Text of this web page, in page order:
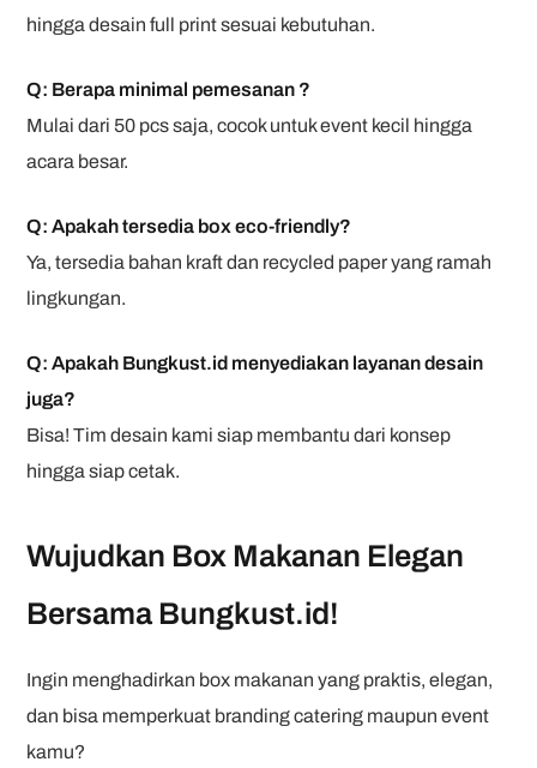
hingga desain full print sesuai kebutuhan.
Q: Berapa minimal pemesanan ?
Mulai dari 50 pcs saja, cocok untuk event kecil hingga
acara besar.
Q: Apakah tersedia box eco-friendly?
Ya, tersedia bahan kraft dan recycled paper yang ramah
lingkungan.
Q: Apakah Bungkust.id menyediakan layanan desain
juga?
Bisa! Tim desain kami siap membantu dari konsep
hingga siap cetak.
Wujudkan Box Makanan Elegan
Bersama Bungkust.id!
Ingin menghadirkan box makanan yang praktis, elegan,
dan bisa memperkuat branding catering maupun event
kamu?